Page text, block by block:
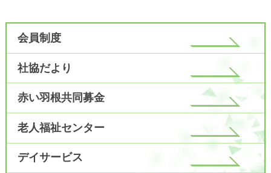
会員制度
社協だより
赤い羽根共同募金
老人福祉センター
デイサービス